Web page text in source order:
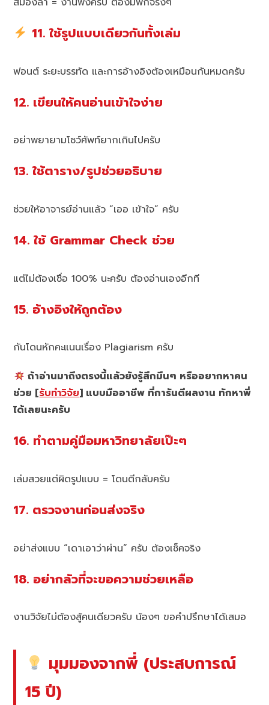
11. ใช้รูปแบบเดียวกันทั้งเล่ม
ฟอนต์ ระยะบรรทัด และการอ้างอิงต้องเหมือนกันหมดครับ
12. เขียนให้คนอ่านเข้าใจง่าย
อย่าพยายามโชว์ศัพท์ยากเกินไปครับ
13. ใช้ตาราง/รูปช่วยอธิบาย
ช่วยให้อาจารย์อ่านแล้ว “เออ เข้าใจ” ครับ
14. ใช้ Grammar Check ช่วย
แต่ไม่ต้องเชื่อ 100% นะครับ ต้องอ่านเองอีกที
15. อ้างอิงให้ถูกต้อง
กันโดนหักคะแนนเรื่อง Plagiarism ครับ
ถ้าอ่านมาถึงตรงนี้แล้วยังรู้สึกมึนๆ หรืออยากหาคน
ช่วย [รับทำวิจัย] แบบมืออาชีพ ที่การันตีผลงาน ทักหาพี่
ได้เลยนะครับ
16. ทำตามคู่มือมหาวิทยาลัยเป๊ะๆ
เล่มสวยแต่ผิดรูปแบบ = โดนตีกลับครับ
17. ตรวจงานก่อนส่งจริง
อย่าส่งแบบ “เดาเอาว่าผ่าน” ครับ ต้องเช็คจริง
18. อย่ากลัวที่จะขอความช่วยเหลือ
งานวิจัยไม่ต้องสู้คนเดียวครับ น้องๆ ขอคำปรึกษาได้เสมอ
มุมมองจากพี่ (ประสบการณ์
15 ปี)